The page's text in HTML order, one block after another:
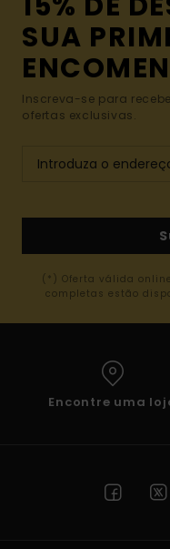
SUA
Inscreva-se para
ofertas exclusivas.
(*) Oferta válida
completas estão
Encontre uma